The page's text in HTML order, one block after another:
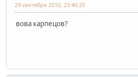
29 сентября 2010, 23:40:25
вова карпецов?